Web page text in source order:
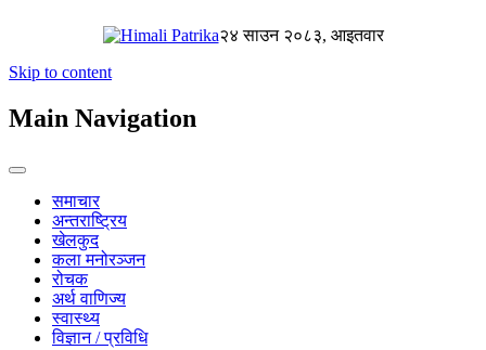
२४ साउन २०८३, आइतवार
Skip to content
Main Navigation
समाचार
अन्तराष्ट्रिय
खेलकुद
कला मनोरञ्जन
रोचक
अर्थ वाणिज्य
स्वास्थ्य
विज्ञान / प्रविधि